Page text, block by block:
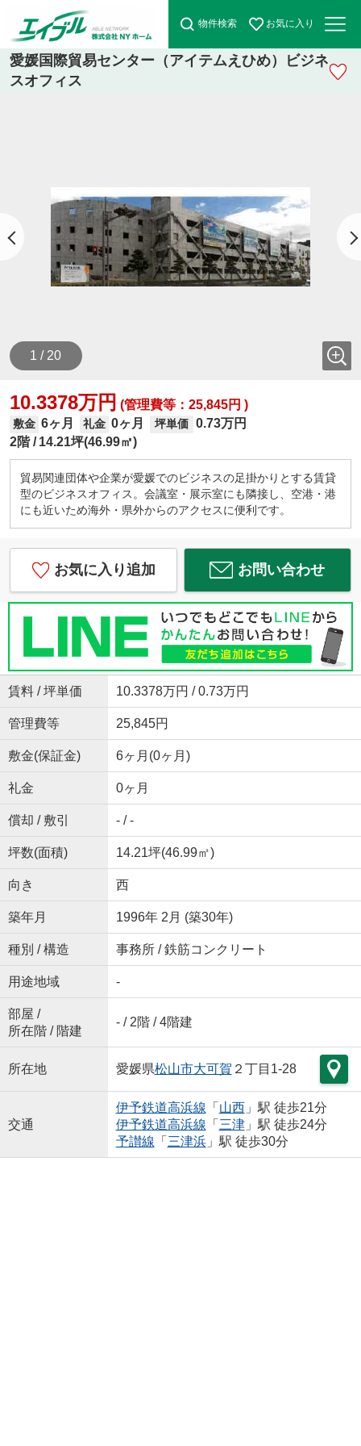
物件検索 お気に入り
愛媛国際貿易センター（アイテムえひめ）ビジネ
スオフィス
1 / 20
10.3378万円 (管理費等：25,845円 )
敷金 6ヶ月 礼金 0ヶ月 坪単価 0.73万円
2階
14.21坪(46.99㎡)
貿易関連団体や企業が愛媛でのビジネスの足掛かりとする賃貸
型のビジネスオフィス。会議室・展示室にも隣接し、空港・港
にも近いため海外・県外からのアクセスに便利です。
お気に入り追加 お問い合わせ
賃料 / 坪単価 10.3378万円 / 0.73万円
管理費等 25,845円
敷金(保証金) 6ヶ月(0ヶ月)
礼金 0ヶ月
償却 / 敷引 - / -
坪数(面積) 14.21坪(46.99㎡)
向き 西
築年月 1996年 2月 (築30年)
種別 / 構造 事務所 / 鉄筋コンクリート
用途地域 -
部屋 /
所在階 / 階建
- / 2階 / 4階建
所在地 愛媛県松山市大可賀 ２丁目1-28
交通
伊予鉄道高浜線 「 山西」駅 徒歩21分
伊予鉄道高浜線 「 三津」駅 徒歩24分
予讃線 「 三津浜」駅 徒歩30分